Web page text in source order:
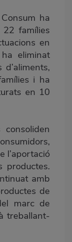
ha
famílies
en
eliminat
i ha
en 10
l’aportació
productes.
amb
de
marc de
treballant-